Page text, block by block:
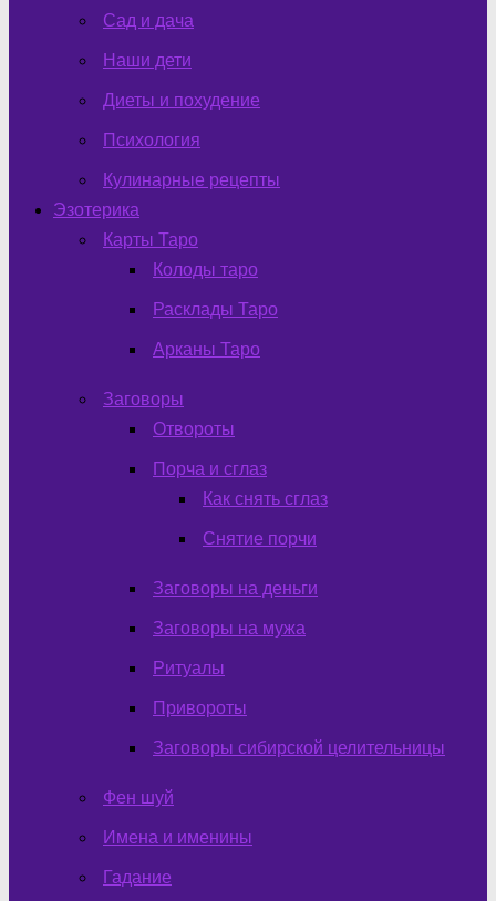
Сад и дача
Наши дети
Диеты и похудение
Психология
Кулинарные рецепты
Эзотерика
Карты Таро
Колоды таро
Расклады Таро
Арканы Таро
Заговоры
Отвороты
Порча и сглаз
Как снять сглаз
Снятие порчи
Заговоры на деньги
Заговоры на мужа
Ритуалы
Привороты
Заговоры сибирской целительницы
Фен шуй
Имена и именины
Гадание